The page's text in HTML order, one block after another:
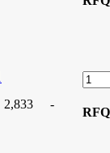
2,833 -
RFQ